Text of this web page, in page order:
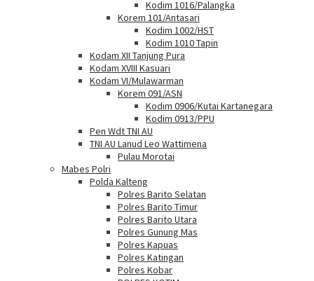
Kodim 1016/Palangka
Korem 101/Antasari
Kodim 1002/HST
Kodim 1010 Tapin
Kodam XII Tanjung Pura
Kodam XVIII Kasuari
Kodam VI/Mulawarman
Korem 091/ASN
Kodim 0906/Kutai Kartanegara
Kodim 0913/PPU
Pen Wdt TNI AU
TNI AU Lanud Leo Wattimena
Pulau Morotai
Mabes Polri
Polda Kalteng
Polres Barito Selatan
Polres Barito Timur
Polres Barito Utara
Polres Gunung Mas
Polres Kapuas
Polres Katingan
Polres Kobar